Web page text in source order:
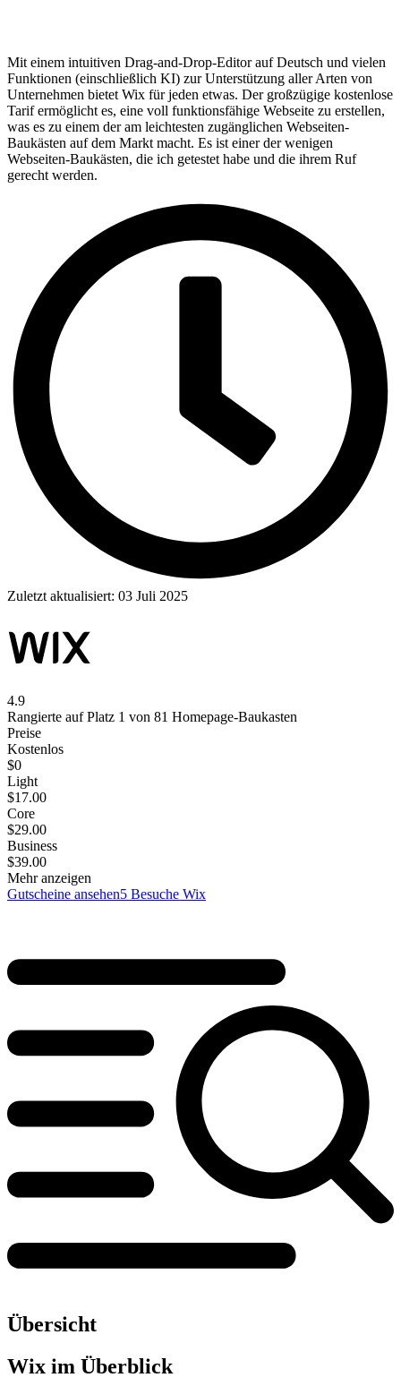
Mit einem intuitiven Drag-and-Drop-Editor auf Deutsch und vielen
Funktionen (einschließlich KI) zur Unterstützung aller Arten von
Unternehmen bietet Wix für jeden etwas. Der großzügige kostenlose
Tarif ermöglicht es, eine voll funktionsfähige Webseite zu erstellen,
was es zu einem der am leichtesten zugänglichen Webseiten-
Baukästen auf dem Markt macht. Es ist einer der wenigen
Webseiten-Baukästen, die ich getestet habe und die ihrem Ruf
gerecht werden.
Zuletzt aktualisiert: 03 Juli 2025
4.9
Rangierte auf Platz 1 von 81 Homepage-Baukasten
Preise
Kostenlos
$0
Light
$17.00
Core
$29.00
Business
$39.00
Mehr anzeigen
Gutscheine ansehen5 Besuche Wix
Übersicht
Wix im Überblick